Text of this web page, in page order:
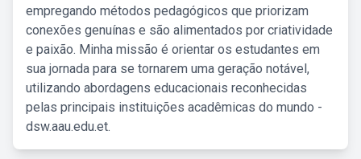
empregando métodos pedagógicos que priorizam
conexões genuínas e são alimentados por criatividade
e paixão. Minha missão é orientar os estudantes em
sua jornada para se tornarem uma geração notável,
utilizando abordagens educacionais reconhecidas
pelas principais instituições acadêmicas do mundo -
dsw.aau.edu.et.